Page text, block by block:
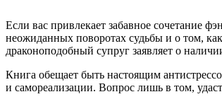
Если вас привлекает забавное сочетание
неожиданных поворотах судьбы и о том,
драконоподобный супруг заявляет о
Книга обещает быть настоящим
и самореализации. Вопрос лишь в том,